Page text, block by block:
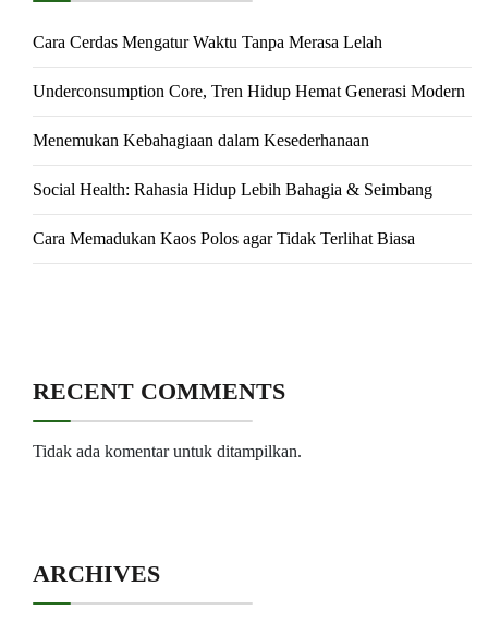
Cara Cerdas Mengatur Waktu Tanpa Merasa Lelah
Underconsumption Core, Tren Hidup Hemat Generasi Modern
Menemukan Kebahagiaan dalam Kesederhanaan
Social Health: Rahasia Hidup Lebih Bahagia & Seimbang
Cara Memadukan Kaos Polos agar Tidak Terlihat Biasa
RECENT COMMENTS
Tidak ada komentar untuk ditampilkan.
ARCHIVES